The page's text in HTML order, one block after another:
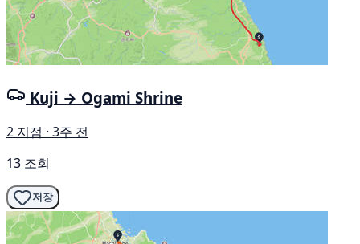
Kuji → Ogami Shrine
2 지점 · 3주 전
13 조회
저장